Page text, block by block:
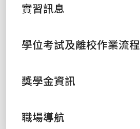
實習訊息
學位考試及離校作業流程
獎學金資訊
職場導航